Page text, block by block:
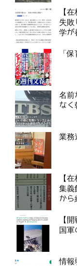
【
失敗
学が
「
名前
なく
業
【
集義
から
【
国軍
情報